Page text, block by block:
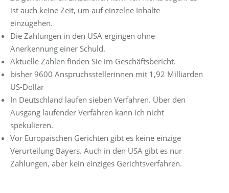
ist auch keine Zeit, um auf einzelne Inhalte
einzugehen.
Die Zahlungen in den USA ergingen ohne
Anerkennung einer Schuld.
Aktuelle Zahlen finden Sie im Geschäftsbericht.
bisher 9600 Anspruchsstellerinnen mit 1,92 Milliarden
US-Dollar
In Deutschland laufen sieben Verfahren. Über den
Ausgang laufender Verfahren kann ich nicht
spekulieren.
Vor Europäischen Gerichten gibt es keine einzige
Verurteilung Bayers. Auch in den USA gibt es nur
Zahlungen, aber kein einziges Gerichtsverfahren.